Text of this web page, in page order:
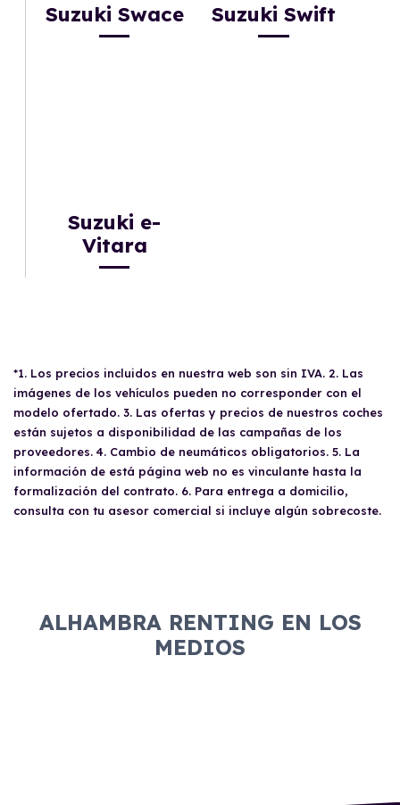
Suzuki Swace Suzuki Swift
Suzuki e-
Vitara
*1. Los precios incluidos en nuestra web son sin IVA. 2. Las
imágenes de los vehículos pueden no corresponder con el
modelo ofertado. 3. Las ofertas y precios de nuestros coches
están sujetos a disponibilidad de las campañas de los
proveedores. 4. Cambio de neumáticos obligatorios. 5. La
información de está página web no es vinculante hasta la
formalización del contrato. 6. Para entrega a domicilio,
consulta con tu asesor comercial si incluye algún sobrecoste.
ALHAMBRA RENTING EN LOS
MEDIOS